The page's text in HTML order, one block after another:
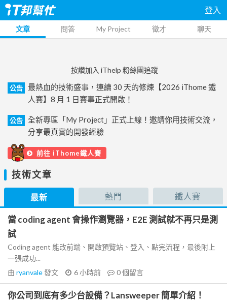
登入
文章 問答 My Project 徵才 聊天
按讚加入 iThelp 粉絲團追蹤
公告
最熱血的技術盛事，連續 30 天的修煉【2026 iThome 鐵
人賽】8 月 1 日賽事正式開啟！
公告
全新專區「My Project」正式上線！邀請你用技術交流，
分享最真實的開發經驗
前往 iThome鐵人賽
技術文章
最新 熱門 鐵人賽
當 coding agent 會操作瀏覽器，E2E 測試就不再只是測
試
Coding agent 能改前端、開啟預覽站、登入、點完流程，最後附上
一張成功...
由 ryanvale發文 6 小時前 0個留言
你公司到底有多少台設備？Lansweeper 簡單介紹！